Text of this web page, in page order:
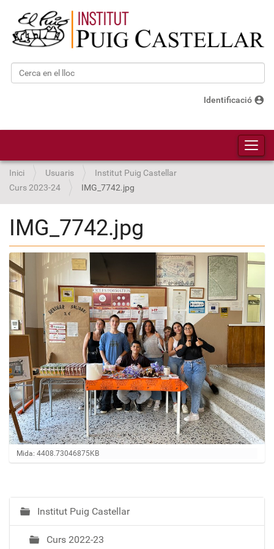
Cerca
Identificació account_circle
Inici Usuaris
Institut Puig Castellar
Curs 2023-24
IMG_7742.jpg
IMG_7742.jpg
Feu clic per a visualitzar la imatge a mida completa…
Mida: 4408.73046875KB
N
a
Institut Puig Castellar
Curs 2022-23